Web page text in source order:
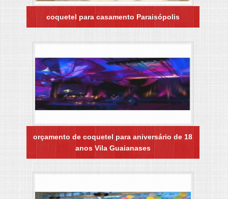
coquetel para casamento Paraisópolis
orçamento de coquetel para aniversário de 18
anos Vila Guaianases